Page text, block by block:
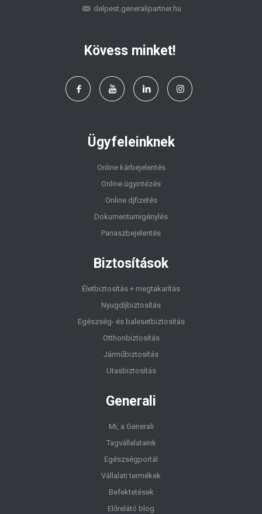
delpest.generalipartner.hu
Kövess minket!
Ügyfeleinknek
Online kárbejelentés
Online ügyintézés
Online djfizetés
Dokumentumigénylés
Panaszbejelentés
Biztosítások
Életbiztosítás + megtakarítás
Nyugdíjbiztosítás
Egészség- és balesetbiztosítás
Otthonbiztosítás
Járműbiztosítás
Utasbiztosítás
Generali
Mi, a Generali
Tagvállalataink
Egészségportál
Vállalati termékek
Befektetések
Előrelátó blog